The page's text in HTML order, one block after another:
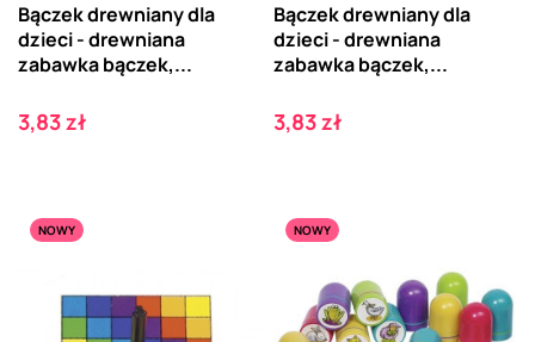
Bączek drewniany dla
dzieci - drewniana
zabawka bączek,...
Cena
3,83 zł
Bączek drewniany dla
dzieci - drewniana
zabawka bączek,...
Cena
3,83 zł
NOWY NOWY